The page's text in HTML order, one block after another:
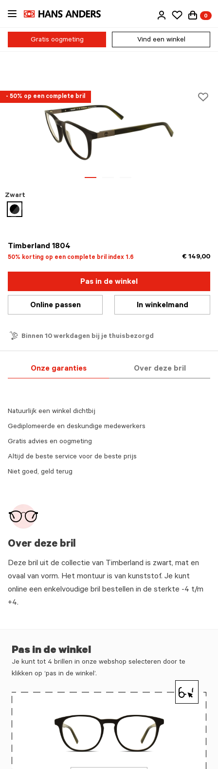
Ga
naar
inhoud
0
Gratis oogmeting Vind een winkel
- 50% op een complete bril
Timberland 1804
50% korting op een complete bril index 1.6 € 149,00
Zwart
geselecteerd
Pas in de winkel
Online passen In winkelmand
Binnen 10 werkdagen bij je thuisbezorgd
Onze garanties Over deze bril
Over deze bril
Deze bril uit de collectie van Timberland is zwart, mat en
ovaal van vorm. Het montuur is van kunststof. Je kunt
online een enkelvoudige bril bestellen in de sterkte -4 t/m
+4.
Natuurlijk een winkel dichtbij
Gediplomeerde en deskundige medewerkers
Gratis advies en oogmeting
Altijd de beste service voor de beste prijs
Niet goed, geld terug
Pas in de winkel
Je kunt tot 4 brillen in onze webshop selecteren door te
klikken op ‘pas in de winkel’.